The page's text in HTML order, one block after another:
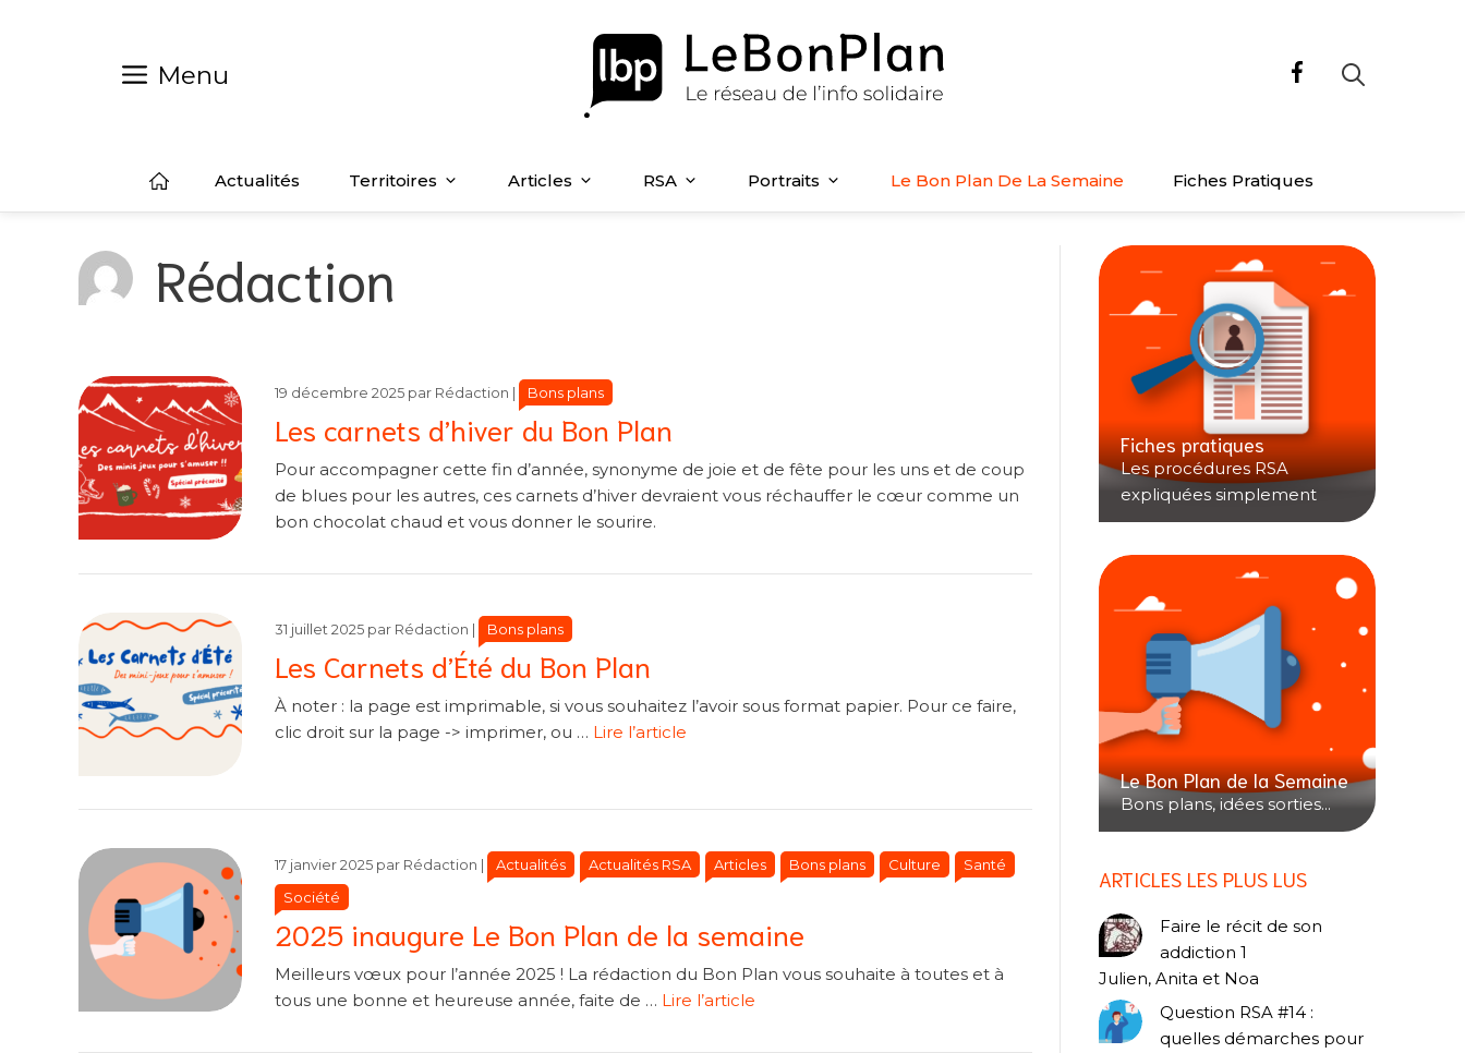
Menu
Actualités Territoires Articles RSA Portraits Le Bon Plan De La Semaine Fiches Pratiques
Rédaction
Les carnets d’hiver du Bon Plan
19 décembre 2025 par Rédaction Catégories
Catégories
Bons plans
Pour accompagner cette fin d’année, synonyme de joie et de fête pour les uns et de coup
de blues pour les autres, ces carnets d’hiver devraient vous réchauffer le cœur comme un
bon chocolat chaud et vous donner le sourire.
Les Carnets d’Été du Bon Plan
31 juillet 2025 par Rédaction Catégories
Catégories
Bons plans
À noter : la page est imprimable, si vous souhaitez l’avoir sous format papier. Pour ce faire,
clic droit sur la page -> imprimer, ou … Lire l’article
2025 inaugure Le Bon Plan de la semaine
17 janvier 2025 par Rédaction Catégories
Catégories
Actualités Actualités RSA Articles Bons plans Culture
Santé
Société
Meilleurs vœux pour l’année 2025 ! La rédaction du Bon Plan vous souhaite à toutes et à
tous une bonne et heureuse année, faite de … Lire l’article
Fiches pratiques
Les procédures RSA
expliquées simplement
Le Bon Plan de la Semaine
Bons plans, idées sorties...
ARTICLES LES PLUS LUS
Faire le récit de son
addiction 1
Julien, Anita et Noa
Question RSA #14 :
quelles démarches pour